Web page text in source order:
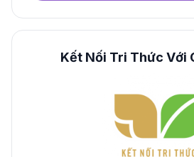
Kết Nối Tri Thức Với